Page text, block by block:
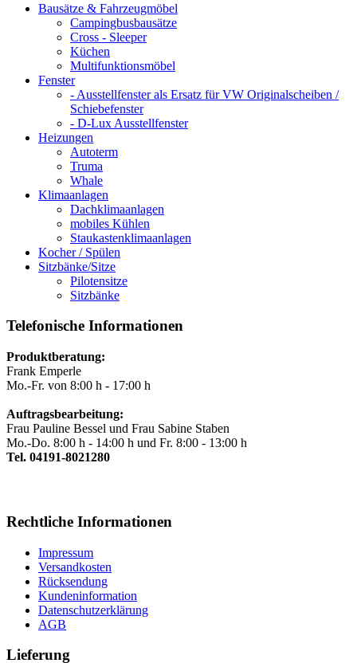
Bausätze & Fahrzeugmöbel
Campingbusbausätze
Cross - Sleeper
Küchen
Multifunktionsmöbel
Fenster
- Ausstellfenster als Ersatz für VW Originalscheiben /
Schiebefenster
- D-Lux Ausstellfenster
Heizungen
Autoterm
Truma
Whale
Klimaanlagen
Dachklimaanlagen
mobiles Kühlen
Staukastenklimaanlagen
Kocher / Spülen
Sitzbänke/Sitze
Pilotensitze
Sitzbänke
Telefonische Informationen
Produktberatung:
Frank Emperle
Mo.-Fr. von 8:00 h - 17:00 h
Auftragsbearbeitung:
Frau Pauline Bessel und Frau Sabine Staben
Mo.-Do. 8:00 h - 14:00 h und Fr. 8:00 - 13:00 h
Tel. 04191-8021280
Rechtliche Informationen
Impressum
Versandkosten
Rücksendung
Kundeninformation
Datenschutzerklärung
AGB
Lieferung